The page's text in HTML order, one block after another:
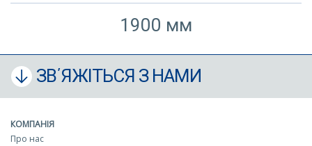
1900 мм
ЗВ΄ЯЖІТЬСЯ З НАМИ
КОМПАНІЯ
Про нас